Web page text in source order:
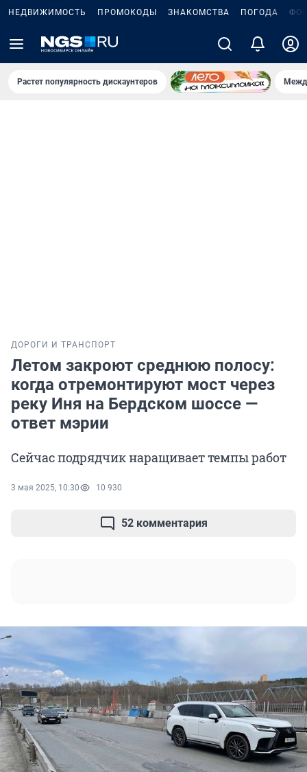
НЕДВИЖИМОСТЬ ПРОМОКОДЫ ЗНАКОМСТВА ПОГОДА
Растет популярность дискаунтеров
ДОРОГИ И ТРАНСПОРТ
Летом закроют среднюю полосу:
когда отремонтируют мост через
реку Иня на Бердском шоссе —
ответ мэрии
Сейчас подрядчик наращивает темпы работ
3 мая 2025, 10:30 10 930
52 комментария